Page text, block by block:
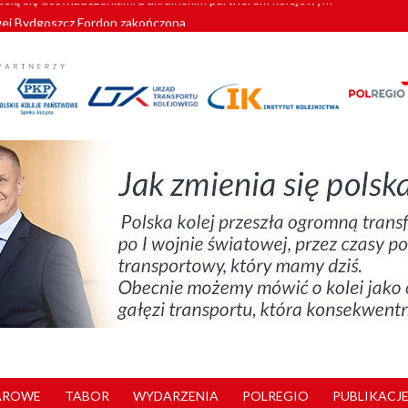
Bydgoszcz Fordon zakończona
pociągi od PESA. Sześć nowoczesnych ELF-ów wyjedzie na tory w
GySEV gotowe
się doświadczeniami z ukraińskim partnerem kolejowym
TABOR WYDARZENIA POLREGIO